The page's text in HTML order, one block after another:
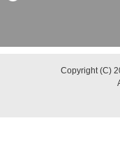
Copyright (C)